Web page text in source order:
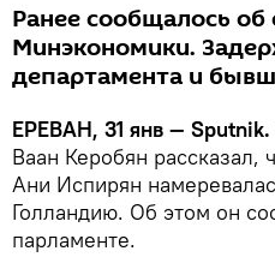
Ранее сообщалось об
Минэкономики.
департамента и
ЕРЕВАН, 31 янв — Sputnik.
Ваан Керобян рассказал,
Ани Испирян
Голландию. Об этом он
парламенте.